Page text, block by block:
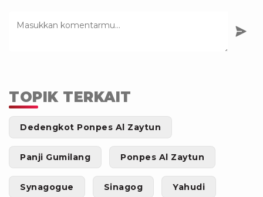
TOPIK TERKAIT
Dedengkot Ponpes Al Zaytun
Panji Gumilang Ponpes Al Zaytun
Synagogue Sinagog Yahudi